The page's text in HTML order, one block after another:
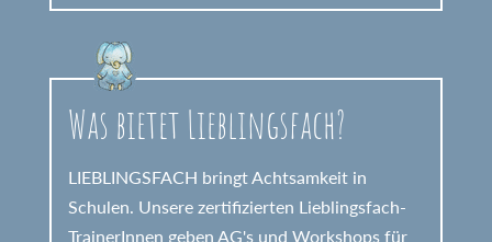
Was bietet Lieblingsfach?
LIEBLINGSFACH bringt Achtsamkeit in
Schulen. Unsere zertifizierten Lieblingsfach-
TrainerInnen geben AG's und Workshops für